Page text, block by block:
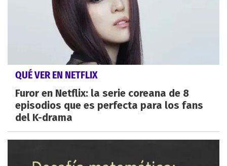
QUÉ VER EN NETFLIX
Furor en Netflix: la serie coreana de 8
episodios que es perfecta para los fans
del K-drama